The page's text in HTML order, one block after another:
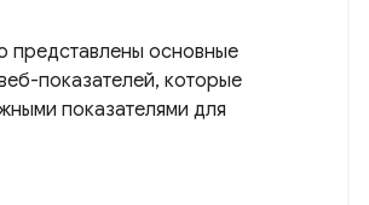
представлены основные
показателей, которые
показателями для